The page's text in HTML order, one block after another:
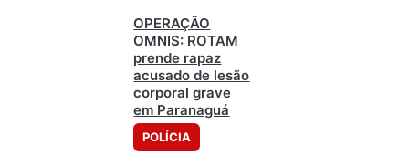
OPERAÇÃO
OMNIS: ROTAM
prende rapaz
acusado de lesão
corporal grave
em Paranaguá
POLÍCIA